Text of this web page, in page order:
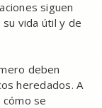
siguen
vida útil y de
deben
heredados. A
se